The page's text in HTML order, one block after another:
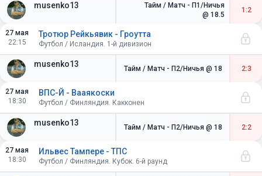
musenko13
Тайм / Матч - П1/Ничья
@ 18.5
1:2
27 мая
22:15
musenko13
Тротюр Рейкьявик - Гроутта
Футбол / Исландия. 1-й дивизион
Тайм / Матч - П2/Ничья @ 18 2:3
27 мая
18:30
musenko13
ВПС-Й - Вааякоски
Футбол / Финляндия. Какконен
Тайм / Матч - П2/Ничья @ 18 2:2
27 мая
18:30
Ильвес Тампере - ТПС
Футбол / Финляндия. Кубок. 6-й раунд